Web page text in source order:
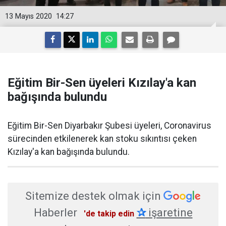
14:27
13 Mayıs 2020
Eğitim Bir-Sen üyeleri Kızılay'a kan
bağışında bulundu
Eğitim Bir-Sen Diyarbakır Şubesi üyeleri, Coronavirus
sürecinden etkilenerek kan stoku sıkıntısı çeken
Kızılay'a kan bağışında bulundu.
Sitemize destek olmak için
Haberler
'de takip edin ✰işaretine